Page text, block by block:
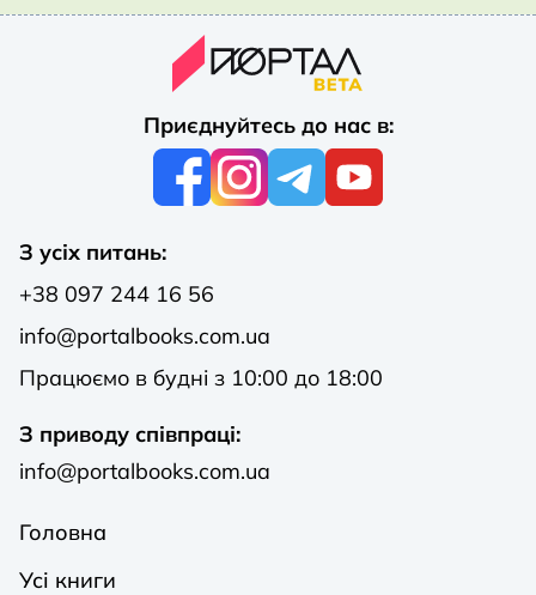
Приєднуйтесь до нас в:
З усіх питань:
+38 097 244 16 56
info@portalbooks.com.ua
Працюємо в будні з 10:00 до 18:00
З приводу співпраці:
info@portalbooks.com.ua
Головна
Усі книги